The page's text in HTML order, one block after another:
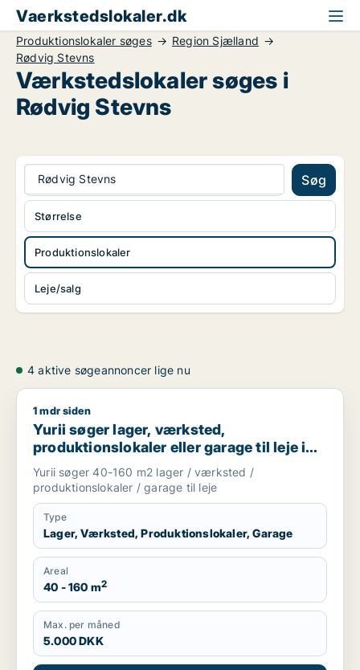
Vaerkstedslokaler.dk
Produktionslokaler søges
Region Sjælland
Rødvig Stevns
Værkstedslokaler søges i
Rødvig Stevns
Rødvig Stevns Søg
Produktionslokaler
Leje/salg
Størrelse
4 aktive søgeannoncer lige nu
Yurii søger lager, værksted, produktionslokaler eller garage
1 mdr siden
Yurii søger lager, værksted,
produktionslokaler eller garage til leje i
Region Sjælland
Yurii søger 40-160 m2 lager / værksted /
produktionslokaler / garage til leje
Type
Lager, Værksted, Produktionslokaler, Garage
Areal
40 - 160 m2
Max. per måned
5.000 DKK